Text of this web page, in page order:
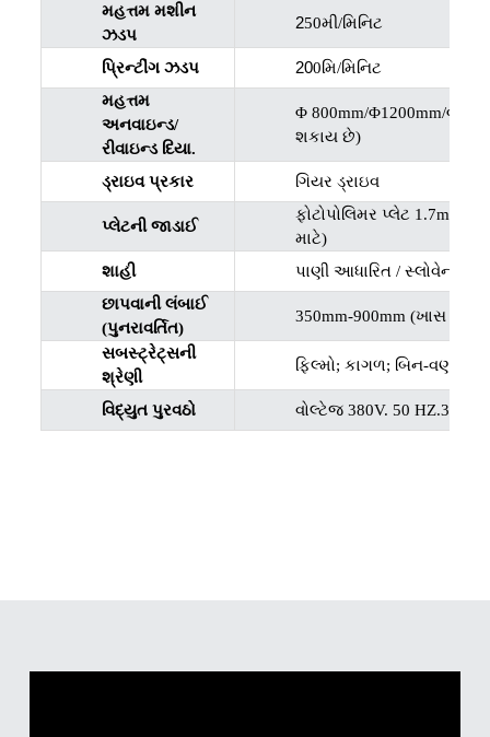
મહત્તમ મશીન
ઝડપ
250મી/મિનિટ
પ્રિન્ટીંગ ઝડપ 200મિ/મિનિટ
મહત્તમ
અનવાઇન્ડ/
રીવાઇન્ડ દિયા.
Φ 800mm/Φ1200mm/
શકાય છે)
ડ્રાઇવ પ્રકાર ગિયર ડ્રાઇવ
પ્લેટની જાડાઈ
ફોટોપોલિમર પ્લેટ 1.7mm
માટે)
શાહી
પાણી આધારિત / સ્લોવેન્ટ
છાપવાની લંબાઈ
(પુનરાવર્તિત)
350mm-900mm (ખાસ કદ
સબસ્ટ્રેટ્સની
શ્રેણી
ફિલ્મો; કાગળ; બિન-
વિદ્યુત પુરવઠો વોલ્ટેજ 380V. 50 HZ.3PH